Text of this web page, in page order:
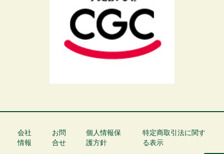
フ
ッ
会社
情報
お問
合せ
個人情報保
護方針
特定商取引法に関す
る表示